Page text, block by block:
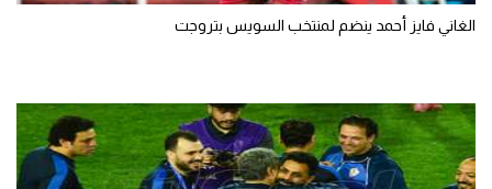
الغاني فايز أحمد ينضم لمنتخب السويس بتروجت